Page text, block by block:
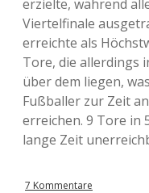
erzielte, während
Viertelfinale
erreichte als
Tore, die allerdings
über dem liegen,
Fußballer zur Zeit
erreichen. 9 Tore in
lange Zeit
7 Kommentare